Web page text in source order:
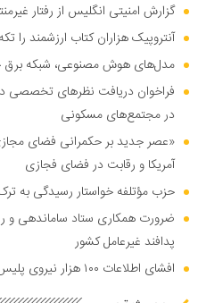
گزارش امنیتی انگلیس از رفتار
آنتروپیک هزاران کتاب ارزشمند را
مدل‌های هوش مصنوعی، شبکه برق
فراخوان دریافت نظر‌های تخصصی
در مجتمع‌های مسکونی
«عصر جدید بر حکمرانی فضای
آمریکا و رقابت در فضای فجازی
حزب مؤتلفه خواستار رسیدگی به
ضرورت همکاری ستاد ساماندهی و
پدافند غیرعامل کشور
افشای اطلاعات ۱۰۰ هزار نیروی پلیس در دارک وب